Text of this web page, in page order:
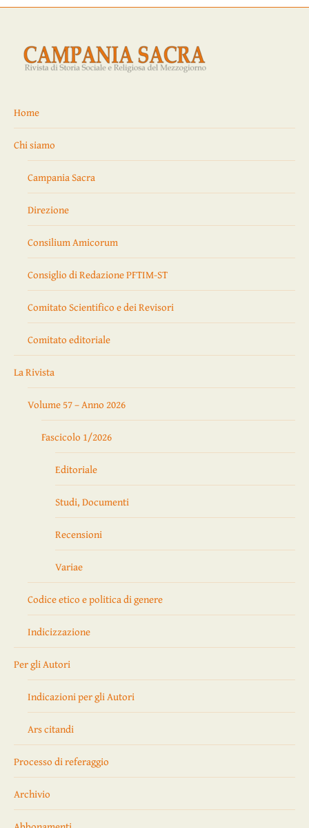
Home
Chi siamo
Campania Sacra
Direzione
Consilium Amicorum
Consiglio di Redazione PFTIM-ST
Comitato Scientifico e dei Revisori
Comitato editoriale
La Rivista
Volume 57 – Anno 2026
Fascicolo 1/2026
Editoriale
Studi, Documenti
Recensioni
Variae
Codice etico e politica di genere
Indicizzazione
Per gli Autori
Indicazioni per gli Autori
Ars citandi
Processo di referaggio
Archivio